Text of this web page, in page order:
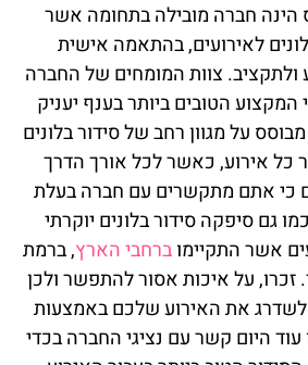
הינה חברה מובילה בתחומה אשר
לאירועים, בהתאמה אישית
צוות המומחים של החברה
הטובים ביותר בענף יעניק
על מגוון רחב של סידור בלונים
כל אירוע, כאשר לכל אורך הדרך
כי אתם מתקשרים עם חברה בעלת
גם סיפקה סידור בלונים יוקרתי
אשר התקיימוברחבי הארץ, ברמת
זכרו, על איכות אסור להתפשר ולכן
לשדרג את האירוע שלכם באמצעות
עוד היום קשר עם נציגי החברה בכדי